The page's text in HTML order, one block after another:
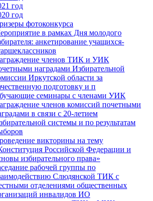
год
год
фотоконкурса
в рамках Дня молодого
анкетирование учащихся-
членов ТИК и УИК
наградами Избирательной
Иркутской области за
подготовку и п
семинары с членами УИК
членов комиссий почетными
в связи с 20-летием
системы и по результатам
викторины на тему
Российской Федерации и
избирательного права»
рабочей группы по
Слюдянской ТИК с
отделениями общественных
инвалидов ИО